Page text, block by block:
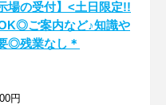
場の受付】<土日限定!!
ご案内など♪知識や
◎残業なし＊
円